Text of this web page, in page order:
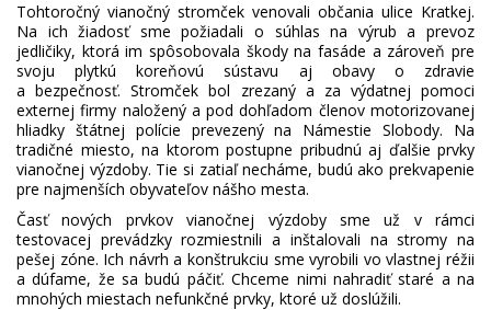
Tohtoročný vianočný stromček venovali občania ulice Kratkej.
Na ich žiadosť sme požiadali o súhlas na výrub a prevoz
jedličiky, ktorá im spôsobovala škody na fasáde a zároveň pre
svoju plytkú koreňovú sústavu aj obavy o zdravie
a bezpečnosť. Stromček bol zrezaný a za výdatnej pomoci
externej firmy naložený a pod dohľadom členov motorizovanej
hliadky štátnej polície prevezený na Námestie Slobody. Na
tradičné miesto, na ktorom postupne pribudnú aj ďalšie prvky
vianočnej výzdoby. Tie si zatiaľ necháme, budú ako prekvapenie
pre najmenších obyvateľov nášho mesta.
Časť nových prvkov vianočnej výzdoby sme už v rámci
testovacej prevádzky rozmiestnili a inštalovali na stromy na
pešej zóne. Ich návrh a konštrukciu sme vyrobili vo vlastnej réžii
a dúfame, že sa budú páčiť. Chceme nimi nahradiť staré a na
mnohých miestach nefunkčné prvky, ktoré už doslúžili.